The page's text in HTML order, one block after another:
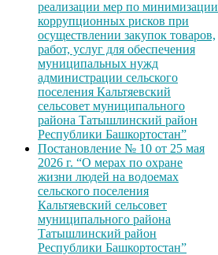
реализации мер по минимизации
коррупционных рисков при
осуществлении закупок товаров,
работ, услуг для обеспечения
муниципальных нужд
администрации сельского
поселения Кальтяевский
сельсовет муниципального
района Татышлинский район
Республики Башкортостан”
Постановление № 10 от 25 мая
2026 г. “О мерах по охране
жизни людей на водоемах
сельского поселения
Кальтяевский сельсовет
муниципального района
Татышлинский район
Республики Башкортостан”